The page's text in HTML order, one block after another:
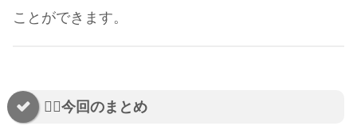
ことができます。
💇‍♀️今回のまとめ